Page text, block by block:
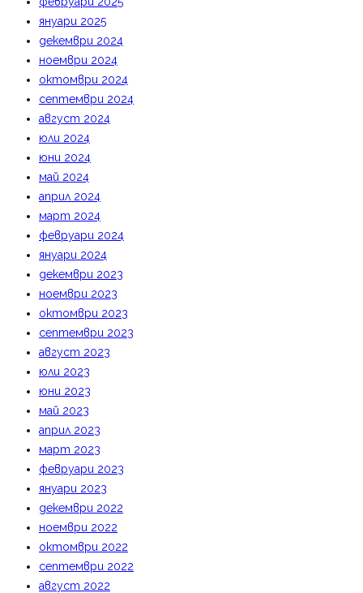
януари 2025
декември 2024
ноември 2024
октомври 2024
септември 2024
август 2024
юли 2024
юни 2024
май 2024
април 2024
март 2024
февруари 2024
януари 2024
декември 2023
ноември 2023
октомври 2023
септември 2023
август 2023
юли 2023
юни 2023
май 2023
април 2023
март 2023
февруари 2023
януари 2023
декември 2022
ноември 2022
октомври 2022
септември 2022
август 2022